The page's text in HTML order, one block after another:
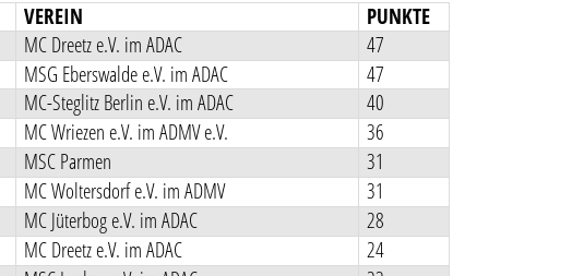
VEREIN
PUNKTE
MC Dreetz e.V. im ADAC
47
MSG Eberswalde e.V. im ADAC
47
MC-Steglitz Berlin e.V. im ADAC
40
MC Wriezen e.V. im ADMV e.V.
36
MSC Parmen
31
MC Woltersdorf e.V. im ADMV
31
MC Jüterbog e.V. im ADAC
28
MC Dreetz e.V. im ADAC
24